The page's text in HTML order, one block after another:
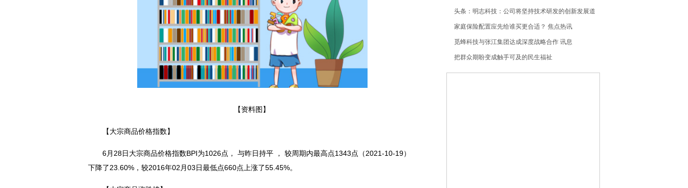
【资料图】
【大宗商品价格指数】
6月28日大宗商品价格指数BPI为1026点， 与昨日持平 ， 较周期内最高点1343点（2021-10-19）
下降了23.60%，较2016年02月03日最低点660点上涨了55.45%。
能商业化主导权
头条：明志科技：公司将坚持技术研发的创新发展道
路
家庭保险配置应先给谁买更合适？ 焦点热讯
觅蜂科技与张江集团达成深度战略合作 讯息
把群众期盼变成触手可及的民生福祉